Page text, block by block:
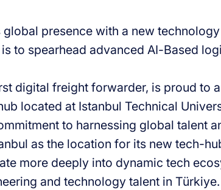
global presence with a new
to spearhead advanced AI-Based
digital freight forwarder, is proud to
located at Istanbul Technical
to harnessing global talent
as the location for its new tech-
more deeply into dynamic tech
and technology talent in